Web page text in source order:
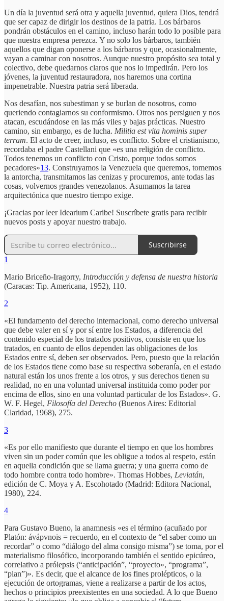
Un día la juventud será otra y aquella juventud, quiera Dios, tendrá
que ser capaz de dirigir los destinos de la patria. Los bárbaros
pondrán obstáculos en el camino, incluso harán todo lo posible para
que nuestra empresa perezca. Y no solo los bárbaros, también
aquellos que digan oponerse a los bárbaros y que, ocasionalmente,
vayan a caminar con nosotros. Aunque nuestro propósito sea total y
colectivo, debe quedarnos claros que nos lo impedirán. Pero los
jóvenes, la juventud restauradora, nos haremos una cortina
impenetrable. Nuestra patria será liberada.
Nos desafían, nos subestiman y se burlan de nosotros, como
queriendo contagiarnos su conformismo. Otros nos persiguen y nos
atacan, escudándose en las más viles y bajas prácticas. Nuestro
camino, sin embargo, es de lucha. Militia est vita hominis super
terram. El acto de creer, incluso, es conflicto. Sobre el cristianismo,
recordaba el padre Castellani que «es una religión de conflicto.
Todos tenemos un conflicto con Cristo, porque todos somos
pecadores»13. Construyamos la Venezuela que queremos, tomemos
la antorcha, transmitamos las cenizas y procuremos, ante todas las
cosas, volvernos grandes venezolanos. Asumamos la tarea
arquitectónica que nuestro tiempo exige.
¡Gracias por leer Idearium Caribe! Suscríbete gratis para recibir
nuevos posts y apoyar nuestro trabajo.
Suscribirse
1
Mario Briceño-Iragorry, Introducción y defensa de nuestra historia
(Caracas: Tip. Americana, 1952), 110.
2
«El fundamento del derecho internacional, como derecho universal
que debe valer en sí y por sí entre los Estados, a diferencia del
contenido especial de los tratados positivos, consiste en que los
tratados, en cuanto de ellos dependen las obligaciones de los
Estados entre sí, deben ser observados. Pero, puesto que la relación
de los Estados tiene como base su respectiva soberanía, en el estado
natural están los unos frente a los otros, y sus derechos tienen su
realidad, no en una voluntad universal instituida como poder por
encima de ellos, sino en una voluntad particular de los Estados». G.
W. F. Hegel, Filosofía del Derecho (Buenos Aires: Editorial
Claridad, 1968), 275.
3
«Es por ello manifiesto que durante el tiempo en que los hombres
viven sin un poder común que les obligue a todos al respeto, están
en aquella condición que se llama guerra; y una guerra como de
todo hombre contra todo hombre». Thomas Hobbes, Leviatán,
edición de C. Moya y A. Escohotado (Madrid: Editora Nacional,
1980), 224.
4
Para Gustavo Bueno, la anamnesis «es el término (acuñado por
Platón: ávápvnois = recuerdo, en el contexto de “el saber como un
recordar” o como “diálogo del alma consigo misma”) se toma, por el
materialismo filosófico, incorporando también el sentido epicúreo,
correlativo a prólepsis (“anticipación”, “proyecto», “programa”,
“plan”)». Es decir, que el alcance de los fines prolépticos, o la
ejecución de ortogramas, viene a realizarse a partir de los actos,
hechos o principios preexistentes en una sociedad. A lo que Bueno